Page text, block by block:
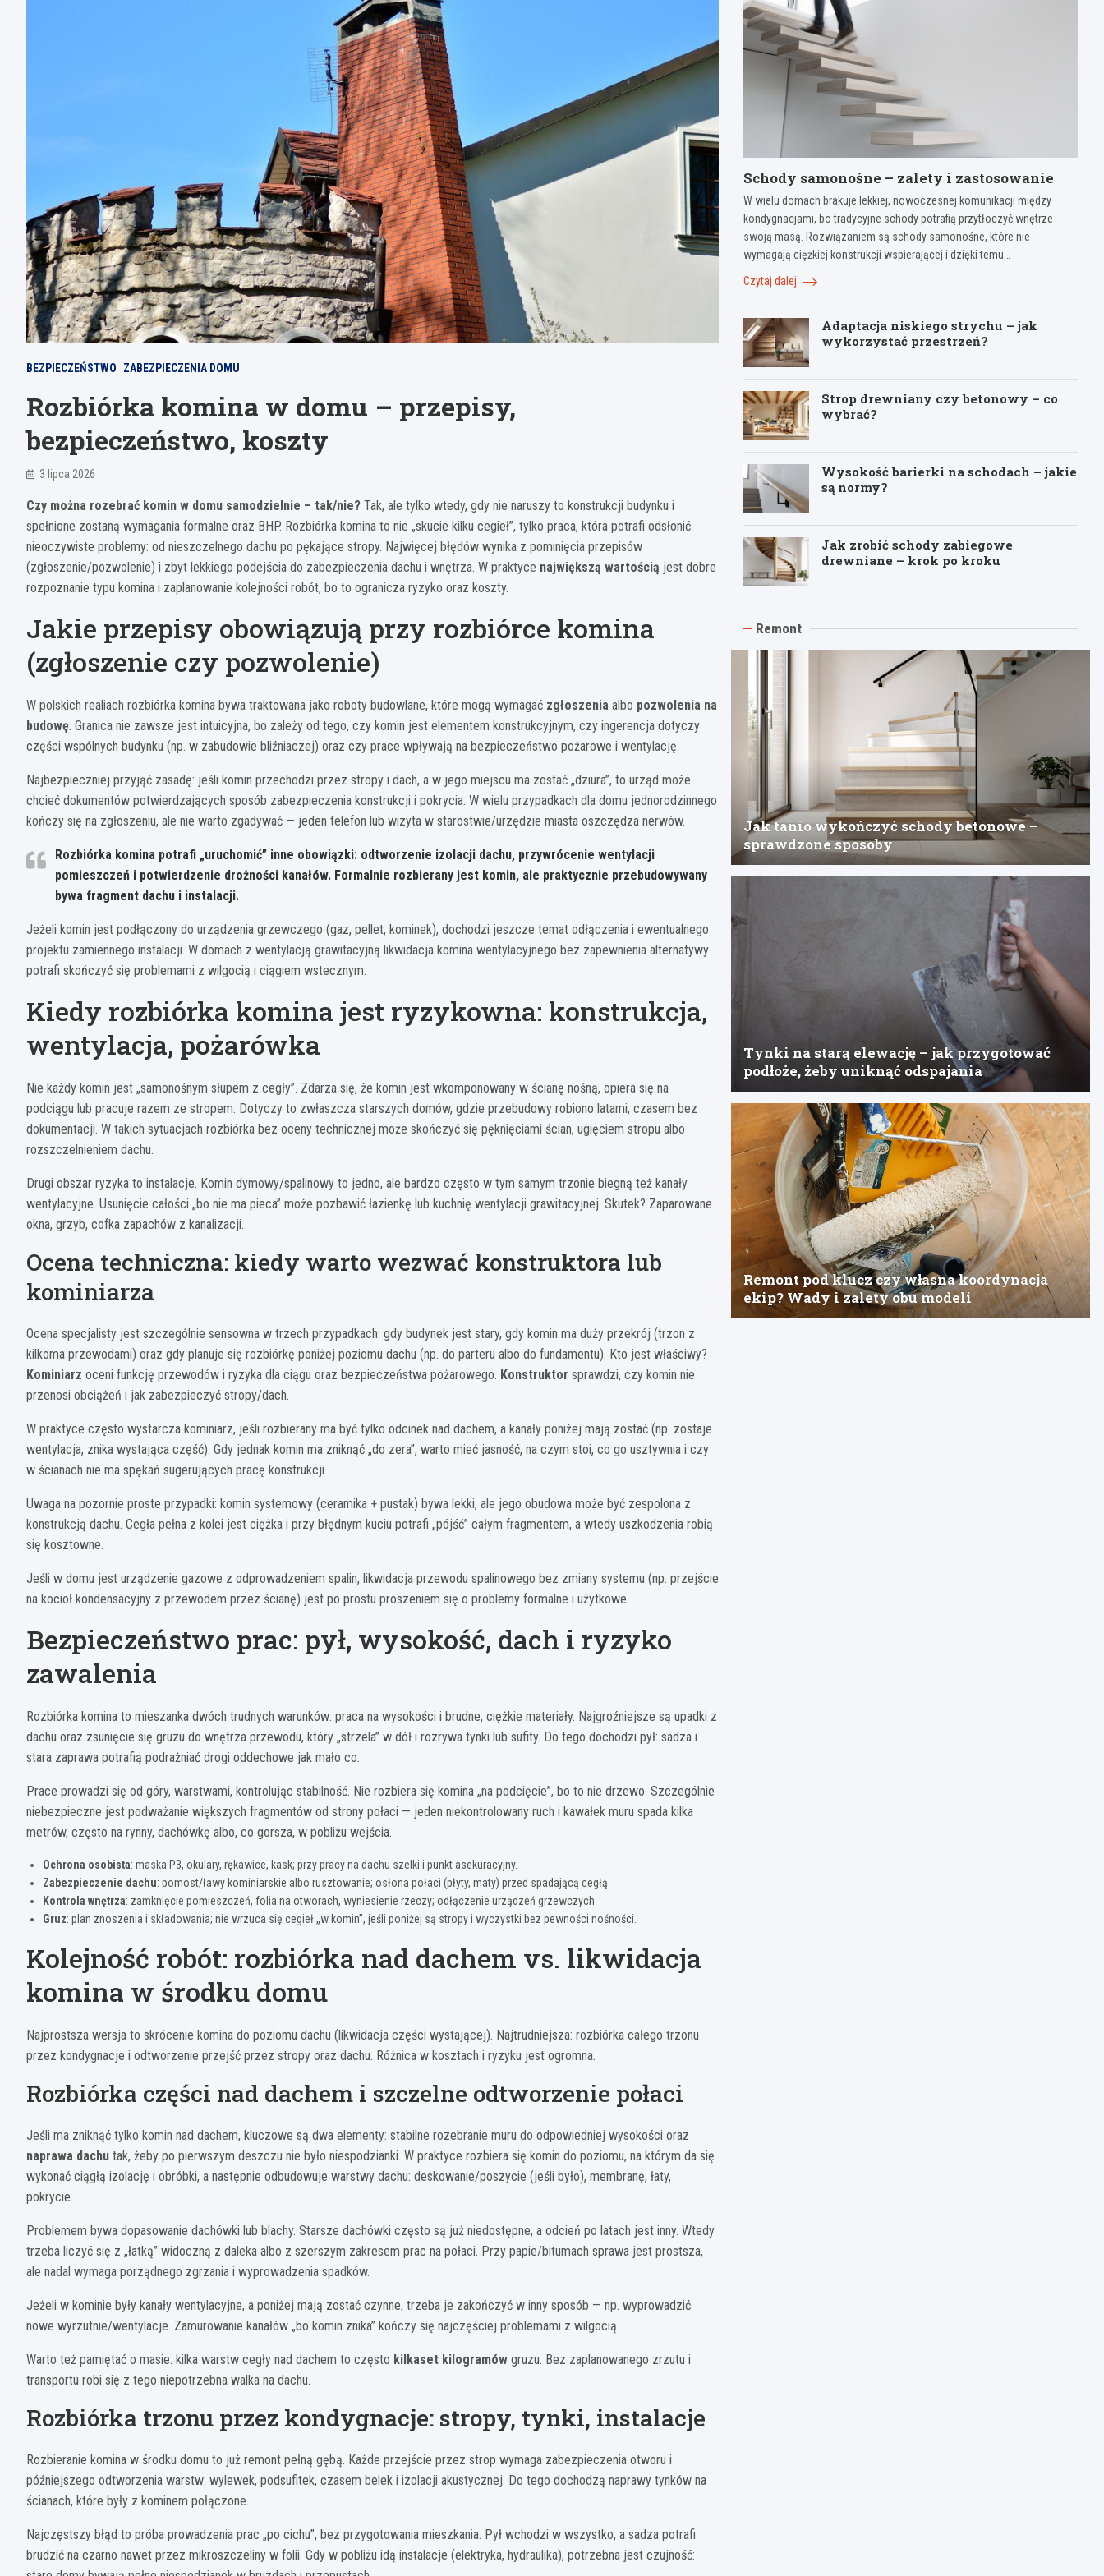
BEZPIECZEŃSTWO ZABEZPIECZENIA DOMU
Rozbiórka komina w domu – przepisy,
bezpieczeństwo, koszty
3 lipca 2026
Czy można rozebrać komin w domu samodzielnie – tak/nie? Tak, ale tylko wtedy, gdy nie naruszy to konstrukcji budynku i
spełnione zostaną wymagania formalne oraz BHP. Rozbiórka komina to nie „skucie kilku cegieł”, tylko praca, która potrafi odsłonić
nieoczywiste problemy: od nieszczelnego dachu po pękające stropy. Najwięcej błędów wynika z pominięcia przepisów
(zgłoszenie/pozwolenie) i zbyt lekkiego podejścia do zabezpieczenia dachu i wnętrza. W praktyce największą wartością jest dobre
rozpoznanie typu komina i zaplanowanie kolejności robót, bo to ogranicza ryzyko oraz koszty.
Jakie przepisy obowiązują przy rozbiórce komina
(zgłoszenie czy pozwolenie)
W polskich realiach rozbiórka komina bywa traktowana jako roboty budowlane, które mogą wymagać zgłoszenia albo pozwolenia na
budowę. Granica nie zawsze jest intuicyjna, bo zależy od tego, czy komin jest elementem konstrukcyjnym, czy ingerencja dotyczy
części wspólnych budynku (np. w zabudowie bliźniaczej) oraz czy prace wpływają na bezpieczeństwo pożarowe i wentylację.
Najbezpieczniej przyjąć zasadę: jeśli komin przechodzi przez stropy i dach, a w jego miejscu ma zostać „dziura”, to urząd może
chcieć dokumentów potwierdzających sposób zabezpieczenia konstrukcji i pokrycia. W wielu przypadkach dla domu jednorodzinnego
kończy się na zgłoszeniu, ale nie warto zgadywać — jeden telefon lub wizyta w starostwie/urzędzie miasta oszczędza nerwów.
Rozbiórka komina potrafi „uruchomić” inne obowiązki: odtworzenie izolacji dachu, przywrócenie wentylacji
pomieszczeń i potwierdzenie drożności kanałów. Formalnie rozbierany jest komin, ale praktycznie przebudowywany
bywa fragment dachu i instalacji.
Jeżeli komin jest podłączony do urządzenia grzewczego (gaz, pellet, kominek), dochodzi jeszcze temat odłączenia i ewentualnego
projektu zamiennego instalacji. W domach z wentylacją grawitacyjną likwidacja komina wentylacyjnego bez zapewnienia alternatywy
potrafi skończyć się problemami z wilgocią i ciągiem wstecznym.
Kiedy rozbiórka komina jest ryzykowna: konstrukcja,
wentylacja, pożarówka
Nie każdy komin jest „samonośnym słupem z cegły”. Zdarza się, że komin jest wkomponowany w ścianę nośną, opiera się na
podciągu lub pracuje razem ze stropem. Dotyczy to zwłaszcza starszych domów, gdzie przebudowy robiono latami, czasem bez
dokumentacji. W takich sytuacjach rozbiórka bez oceny technicznej może skończyć się pęknięciami ścian, ugięciem stropu albo
rozszczelnieniem dachu.
Drugi obszar ryzyka to instalacje. Komin dymowy/spalinowy to jedno, ale bardzo często w tym samym trzonie biegną też kanały
wentylacyjne. Usunięcie całości „bo nie ma pieca” może pozbawić łazienkę lub kuchnię wentylacji grawitacyjnej. Skutek? Zaparowane
okna, grzyb, cofka zapachów z kanalizacji.
Ocena techniczna: kiedy warto wezwać konstruktora lub
kominiarza
Ocena specjalisty jest szczególnie sensowna w trzech przypadkach: gdy budynek jest stary, gdy komin ma duży przekrój (trzon z
kilkoma przewodami) oraz gdy planuje się rozbiórkę poniżej poziomu dachu (np. do parteru albo do fundamentu). Kto jest właściwy?
Kominiarz oceni funkcję przewodów i ryzyka dla ciągu oraz bezpieczeństwa pożarowego. Konstruktor sprawdzi, czy komin nie
przenosi obciążeń i jak zabezpieczyć stropy/dach.
W praktyce często wystarcza kominiarz, jeśli rozbierany ma być tylko odcinek nad dachem, a kanały poniżej mają zostać (np. zostaje
wentylacja, znika wystająca część). Gdy jednak komin ma zniknąć „do zera”, warto mieć jasność, na czym stoi, co go usztywnia i czy
w ścianach nie ma spękań sugerujących pracę konstrukcji.
Uwaga na pozornie proste przypadki: komin systemowy (ceramika + pustak) bywa lekki, ale jego obudowa może być zespolona z
konstrukcją dachu. Cegła pełna z kolei jest ciężka i przy błędnym kuciu potrafi „pójść” całym fragmentem, a wtedy uszkodzenia robią
się kosztowne.
Jeśli w domu jest urządzenie gazowe z odprowadzeniem spalin, likwidacja przewodu spalinowego bez zmiany systemu (np. przejście
na kocioł kondensacyjny z przewodem przez ścianę) jest po prostu proszeniem się o problemy formalne i użytkowe.
Bezpieczeństwo prac: pył, wysokość, dach i ryzyko
zawalenia
Rozbiórka komina to mieszanka dwóch trudnych warunków: praca na wysokości i brudne, ciężkie materiały. Najgroźniejsze są upadki z
dachu oraz zsunięcie się gruzu do wnętrza przewodu, który „strzela” w dół i rozrywa tynki lub sufity. Do tego dochodzi pył: sadza i
stara zaprawa potrafią podrażniać drogi oddechowe jak mało co.
Prace prowadzi się od góry, warstwami, kontrolując stabilność. Nie rozbiera się komina „na podcięcie”, bo to nie drzewo. Szczególnie
niebezpieczne jest podważanie większych fragmentów od strony połaci — jeden niekontrolowany ruch i kawałek muru spada kilka
metrów, często na rynny, dachówkę albo, co gorsza, w pobliżu wejścia.
Ochrona osobista: maska P3, okulary, rękawice, kask; przy pracy na dachu szelki i punkt asekuracyjny.
Zabezpieczenie dachu: pomost/ławy kominiarskie albo rusztowanie; osłona połaci (płyty, maty) przed spadającą cegłą.
Kontrola wnętrza: zamknięcie pomieszczeń, folia na otworach, wyniesienie rzeczy; odłączenie urządzeń grzewczych.
Gruz: plan znoszenia i składowania; nie wrzuca się cegieł „w komin”, jeśli poniżej są stropy i wyczystki bez pewności nośności.
Kolejność robót: rozbiórka nad dachem vs. likwidacja
komina w środku domu
Najprostsza wersja to skrócenie komina do poziomu dachu (likwidacja części wystającej). Najtrudniejsza: rozbiórka całego trzonu
przez kondygnacje i odtworzenie przejść przez stropy oraz dachu. Różnica w kosztach i ryzyku jest ogromna.
Rozbiórka części nad dachem i szczelne odtworzenie połaci
Jeśli ma zniknąć tylko komin nad dachem, kluczowe są dwa elementy: stabilne rozebranie muru do odpowiedniej wysokości oraz
naprawa dachu tak, żeby po pierwszym deszczu nie było niespodzianki. W praktyce rozbiera się komin do poziomu, na którym da się
wykonać ciągłą izolację i obróbki, a następnie odbudowuje warstwy dachu: deskowanie/poszycie (jeśli było), membranę, łaty,
pokrycie.
Problemem bywa dopasowanie dachówki lub blachy. Starsze dachówki często są już niedostępne, a odcień po latach jest inny. Wtedy
trzeba liczyć się z „łatką” widoczną z daleka albo z szerszym zakresem prac na połaci. Przy papie/bitumach sprawa jest prostsza,
ale nadal wymaga porządnego zgrzania i wyprowadzenia spadków.
Jeżeli w kominie były kanały wentylacyjne, a poniżej mają zostać czynne, trzeba je zakończyć w inny sposób — np. wyprowadzić
nowe wyrzutnie/wentylacje. Zamurowanie kanałów „bo komin znika” kończy się najczęściej problemami z wilgocią.
Warto też pamiętać o masie: kilka warstw cegły nad dachem to często kilkaset kilogramów gruzu. Bez zaplanowanego zrzutu i
transportu robi się z tego niepotrzebna walka na dachu.
Rozbiórka trzonu przez kondygnacje: stropy, tynki, instalacje
Rozbieranie komina w środku domu to już remont pełną gębą. Każde przejście przez strop wymaga zabezpieczenia otworu i
późniejszego odtworzenia warstw: wylewek, podsufitek, czasem belek i izolacji akustycznej. Do tego dochodzą naprawy tynków na
ścianach, które były z kominem połączone.
Najczęstszy błąd to próba prowadzenia prac „po cichu”, bez przygotowania mieszkania. Pył wchodzi w wszystko, a sadza potrafi
brudzić na czarno nawet przez mikroszczeliny w folii. Gdy w pobliżu idą instalacje (elektryka, hydraulika), potrzebna jest czujność:
Schody samonośne – zalety i zastosowanie
W wielu domach brakuje lekkiej, nowoczesnej komunikacji między
kondygnacjami, bo tradycyjne schody potrafią przytłoczyć wnętrze
swoją masą. Rozwiązaniem są schody samonośne, które nie
wymagają ciężkiej konstrukcji wspierającej i dzięki temu…
Czytaj dalej
Adaptacja niskiego strychu – jak
wykorzystać przestrzeń?
Strop drewniany czy betonowy – co
wybrać?
Wysokość barierki na schodach – jakie
są normy?
Jak zrobić schody zabiegowe
drewniane – krok po kroku
Remont
Jak tanio wykończyć schody betonowe –
sprawdzone sposoby
Tynki na starą elewację – jak przygotować
podłoże, żeby uniknąć odspajania
Remont pod klucz czy własna koordynacja
ekip? Wady i zalety obu modeli